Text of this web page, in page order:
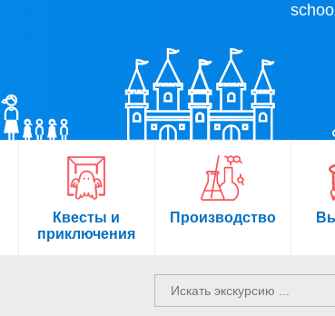
Квесты и
приключения
Производство